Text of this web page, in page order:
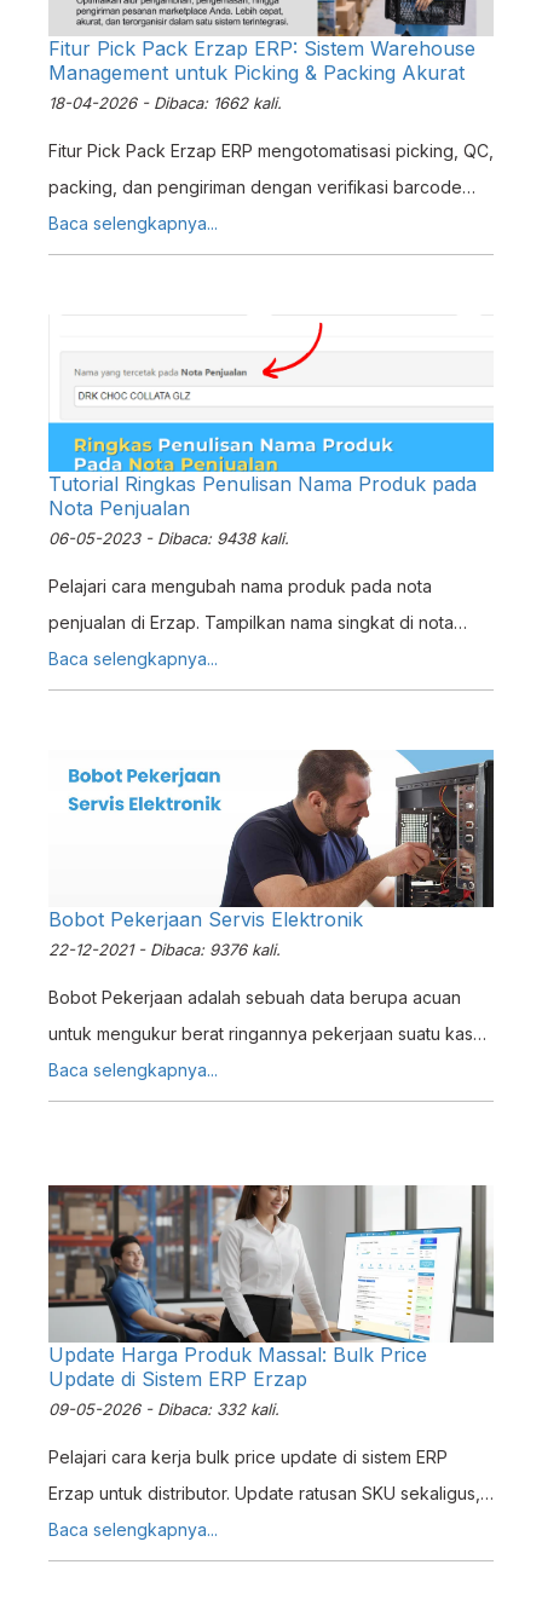
Fitur Pick Pack Erzap ERP: Sistem Warehouse
Management untuk Picking & Packing Akurat
18-04-2026 - Dibaca: 1662 kali.
Fitur Pick Pack Erzap ERP mengotomatisasi picking, QC,
packing, dan pengiriman dengan verifikasi barcode
real-time. Kurangi error dan tingkatkan akurasi pesanan
hingga 95%.
Baca selengkapnya...
Tutorial Ringkas Penulisan Nama Produk pada
Nota Penjualan
06-05-2023 - Dibaca: 9438 kali.
Pelajari cara mengubah nama produk pada nota
penjualan di Erzap. Tampilkan nama singkat di nota
tanpa menghilangkan detail di sistem inventori.
Baca selengkapnya...
Bobot Pekerjaan Servis Elektronik
22-12-2021 - Dibaca: 9376 kali.
Bobot Pekerjaan adalah sebuah data berupa acuan
untuk mengukur berat ringannya pekerjaan suatu kasus
Servis Elektronik. Simak tutorial ini untuk mempelajari
penggunaan bobot servis teknisi.
Baca selengkapnya...
Update Harga Produk Massal: Bulk Price
Update di Sistem ERP Erzap
09-05-2026 - Dibaca: 332 kali.
Pelajari cara kerja bulk price update di sistem ERP
Erzap untuk distributor. Update ratusan SKU sekaligus,
hindari kesalahan harga, dan sinkronkan semua kanal
penjualan.
Baca selengkapnya...